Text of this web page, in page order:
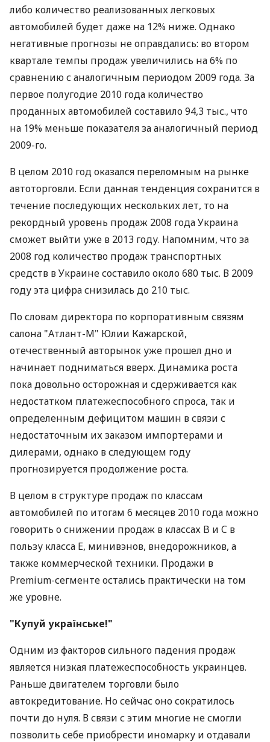
либо количество реализованных легковых
автомобилей будет даже на 12% ниже. Однако
негативные прогнозы не оправдались: во втором
квартале темпы продаж увеличились на 6% по
сравнению с аналогичным периодом 2009 года. За
первое полугодие 2010 года количество
проданных автомобилей составило 94,3 тыс., что
на 19% меньше показателя за аналогичный период
2009-го.
В целом 2010 год оказался переломным на рынке
автоторговли. Если данная тенденция сохранится в
течение последующих нескольких лет, то на
рекордный уровень продаж 2008 года Украина
сможет выйти уже в 2013 году. Напомним, что за
2008 год количество продаж транспортных
средств в Украине составило около 680 тыс. В 2009
году эта цифра снизилась до 210 тыс.
По словам директора по корпоративным связям
салона "Атлант-М" Юлии Кажарской,
отечественный авторынок уже прошел дно и
начинает подниматься вверх. Динамика роста
пока довольно осторожная и сдерживается как
недостатком платежеспособного спроса, так и
определенным дефицитом машин в связи с
недостаточным их заказом импортерами и
дилерами, однако в следующем году
прогнозируется продолжение роста.
В целом в структуре продаж по классам
автомобилей по итогам 6 месяцев 2010 года можно
говорить о снижении продаж в классах B и C в
пользу класса E, минивэнов, внедорожников, а
также коммерческой техники. Продажи в
Premium-сегменте остались практически на том
же уровне.
"Купуй українське!"
Одним из факторов сильного падения продаж
является низкая платежеспособность украинцев.
Раньше двигателем торговли было
автокредитование. Но сейчас оно сократилось
почти до нуля. В связи с этим многие не смогли
позволить себе приобрести иномарку и отдавали